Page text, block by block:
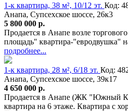
1-к квартира, 38 м², 10/12 эт. Код:
Анапа, Супсехское шоссе, 26к3
5 800 000 р.
Продается в Анапе возле
площадь" квартира-"евродвушка"
подробнее...
1-к квартира, 28 м², 6/18 эт. Код:
Анапа, Супсехское шоссе, 39к17
4 650 000 р.
Продается в Анапе (ЖК "Южный
квартира на 6 этаже. Квартира с